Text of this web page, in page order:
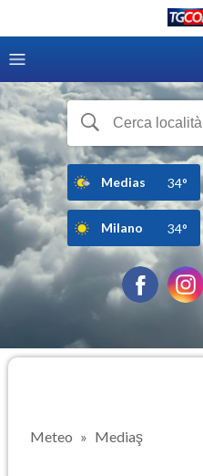
Medias 34°
Milano 34°
Meteo Mediaş